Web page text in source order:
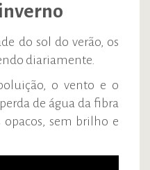
do sol do verão, os
diariamente.
o vento e o
de água da fibra
opacos, sem brilho e